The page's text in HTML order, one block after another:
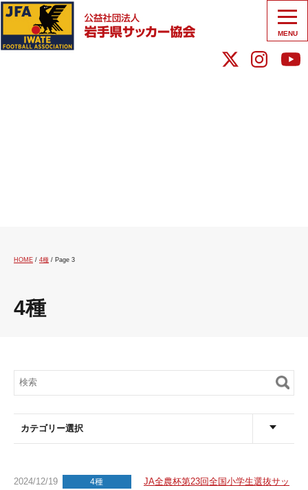
MENU
HOME / 4種 / Page 3
4種
カテゴリー選択
2024/12/19 4種
JA全農杯第23回全国小学生選抜サッ